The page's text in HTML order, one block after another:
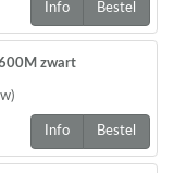
Info Bestel
zwart
)
Info Bestel